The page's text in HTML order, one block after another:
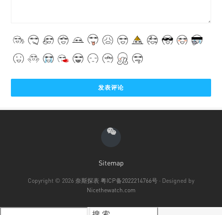
Sitemap
Copyright © 2026 奈斯探表 粤ICP备2022214766号 · Designed by
Nicethewatch.com